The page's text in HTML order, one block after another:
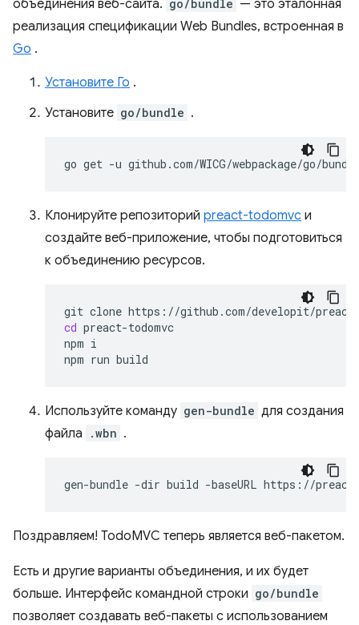
объединения веб-сайта. go/bundle — это эталонная
реализация спецификации Web Bundles, встроенная в
Go .
Установите Го .
Установите go/bundle .
go get -u
Клонируйте репозиторий preact-todomvc и
создайте веб-приложение, чтобы подготовиться
к объединению ресурсов.
git clone
cd preact-todomvc
npm i
npm run
Используйте команду gen-bundle для создания
файла
.wbn .
gen-bundle -dir build -baseURL https://preact-
Поздравляем! TodoMVC теперь является веб-пакетом.
Есть и другие варианты объединения, и их будет
больше. Интерфейс командной строки go/bundle
позволяет создавать веб-пакеты с использованием